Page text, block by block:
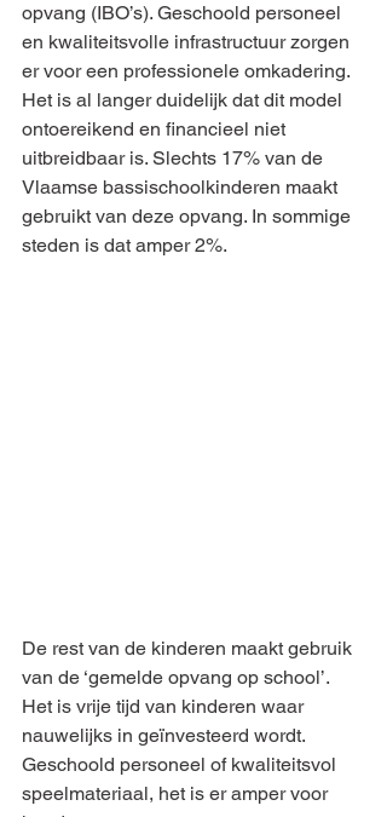
opvang (IBO’s). Geschoold personeel
en kwaliteitsvolle infrastructuur zorgen
er voor een professionele omkadering.
Het is al langer duidelijk dat dit model
ontoereikend en financieel niet
uitbreidbaar is. Slechts 17% van de
Vlaamse bassischoolkinderen maakt
gebruikt van deze opvang. In sommige
steden is dat amper 2%.
De rest van de kinderen maakt gebruik
van de ‘gemelde opvang op school’.
Het is vrije tijd van kinderen waar
nauwelijks in geïnvesteerd wordt.
Geschoold personeel of kwaliteitsvol
speelmateriaal, het is er amper voor